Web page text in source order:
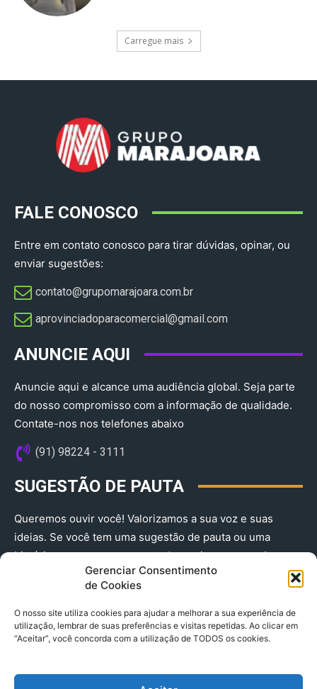
Gerenciar Consentimento
de Cookies
O nosso site utiliza cookies para ajudar a melhorar a sua experiência de
utilização, lembrar de suas preferências e visitas repetidas. Ao clicar em
“Aceitar”, você concorda com a utilização de TODOS os cookies.
Carregue mais
FALE CONOSCO
Entre em contato conosco para tirar dúvidas, opinar, ou
enviar sugestões:
contato@grupomarajoara.com.br
aprovinciadoparacomercial@gmail.com​
ANUNCIE AQUI
Anuncie aqui e alcance uma audiência global. Seja parte
do nosso compromisso com a informação de qualidade.
Contate-nos nos telefones abaixo
(91) 98224 - 3111
SUGESTÃO DE PAUTA
Queremos ouvir você! Valorizamos a sua voz e suas
ideias. Se você tem uma sugestão de pauta ou uma
história que merece ser contada, envie-nos agora!
(91) 98224 - 3111